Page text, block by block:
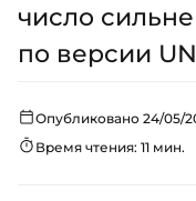
число
по версии
Опубликовано 24/05/
Время чтения: 11 мин.